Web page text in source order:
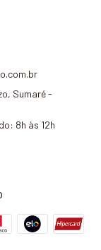
Sumaré -
8h às 12h